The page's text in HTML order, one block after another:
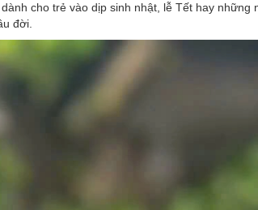
cho trẻ vào dịp sinh nhật, lễ Tết hay
đời.